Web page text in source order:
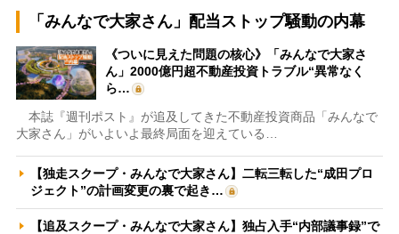
「みんなで大家さん」配当ストップ騒動の内幕
《ついに見えた問題の核心》「みんなで大家さ
ん」2000億円超不動産投資トラブル“異常なく
ら…
本誌『週刊ポスト』が追及してきた不動産投資商品「みんなで
大家さん」がいよいよ最終局面を迎えている…
【独走スクープ・みんなで大家さん】二転三転した“成田プロ
ジェクト”の計画変更の裏で起き…
【追及スクープ・みんなで大家さん】独占入手“内部議事録”で